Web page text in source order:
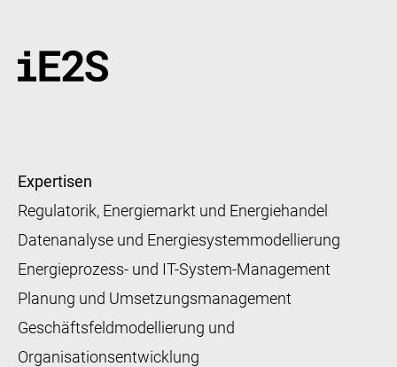
Expertisen
Regulatorik, Energiemarkt und Energiehandel
Datenanalyse und Energiesystemmodellierung
Energieprozess- und IT-System-Management
Planung und Umsetzungsmanagement
Geschäftsfeldmodellierung und
Organisationsentwicklung